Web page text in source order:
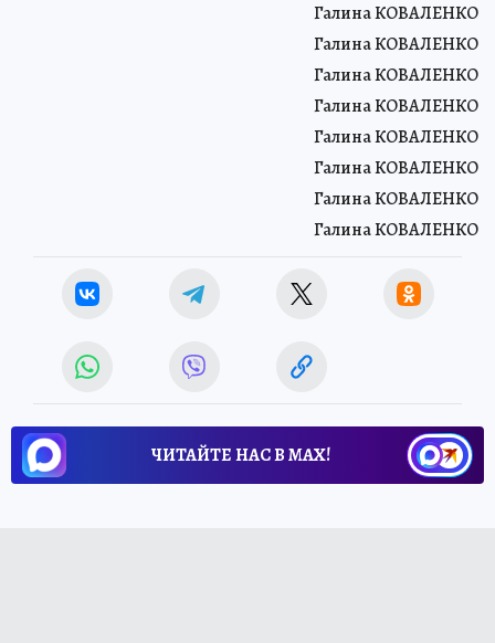
Галина КОВАЛЕНКО
Галина КОВАЛЕНКО
Галина КОВАЛЕНКО
Галина КОВАЛЕНКО
Галина КОВАЛЕНКО
Галина КОВАЛЕНКО
Галина КОВАЛЕНКО
Галина КОВАЛЕНКО
ЧИТАЙТЕ НАС В МАХ!